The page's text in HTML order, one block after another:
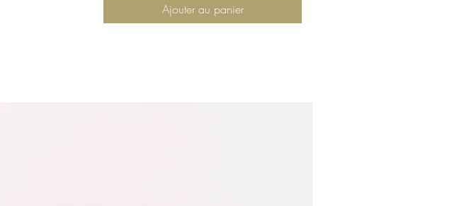
Ajouter au panier